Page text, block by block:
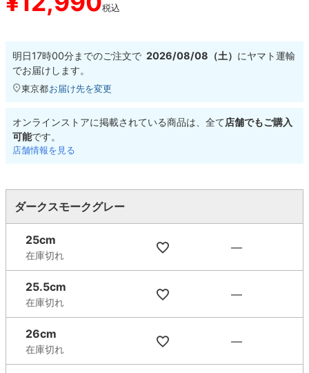
税込
明日17時00分までのご注文で 2026/08/08（土） にヤマト運輸
でお届けします。
東京都お届け先を変更
オンラインストアに掲載されている商品は、全て店舗でもご購入
可能です。
店舗情報を見る
ダークスモークグレー
25cm
在庫切れ
—
25.5cm
在庫切れ
—
26cm
在庫切れ
—